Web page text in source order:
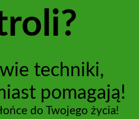
techniki,
pomagają!
do Twojego życia!